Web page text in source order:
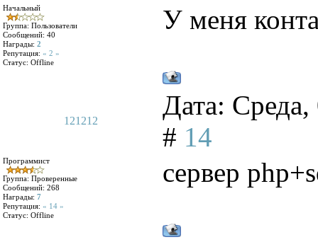
Начальный
Группа: Пользователи
Сообщений: 40
Награды: 2
Репутация: « 2 »
Статус: Offline
У меня
121212
Дата:
# 14
Программист
Группа: Проверенные
Сообщений: 268
Награды: 7
Репутация: « 14 »
Статус: Offline
сервер